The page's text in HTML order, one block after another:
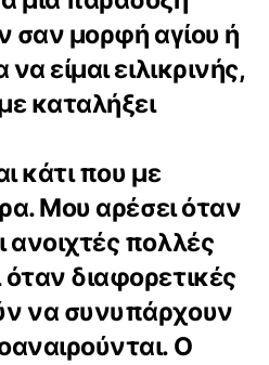
σαν μορφή αγίου ή
είμαι ειλικρινής,
καταλήξει
κάτι που με
Μου αρέσει όταν
ανοιχτές πολλές
διαφορετικές
να συνυπάρχουν
Ο